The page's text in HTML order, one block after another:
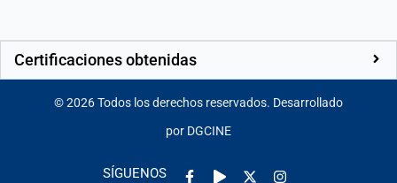
Certificaciones obtenidas
©2026Todos los derechos reservados. Desarrollado
por DGCINE
SÍGUENOS
Facebook-
Play Instagram